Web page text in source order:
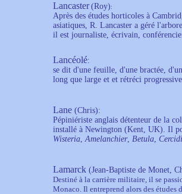
Lancaster (Roy):
Après des études horticoles à
asiatiques, R. Lancaster a géré
il est journaliste, écrivain,
Lancéolé:
se dit d'une feuille, d'une bractée,
long que large et et rétréci
Lane (Chris):
Pépiniériste anglais détenteur de la
installé à Newington (Kent, UK). Il
Wisteria, Amelanchier, Betula,
Lamarck (Jean-Baptiste de Monet,
Destiné à la carrière militaire, il se
Monaco. Il entreprend alors des études